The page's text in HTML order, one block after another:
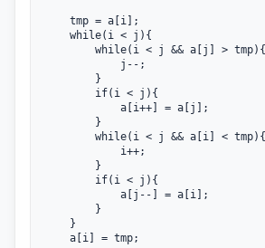
tmp = a[i];
while(i < j){
while(i < j && a[j] > tmp){
j--;
}
if(i < j){
a[i++] = a[j];
}
while(i < j && a[i] < tmp){
i++;
}
if(i < j){
a[j--] = a[i];
}
}
a[i] = tmp;